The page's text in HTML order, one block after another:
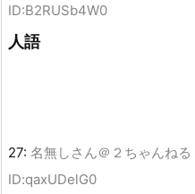
ID:B2RUSb4W0
人語
27: 名無しさん＠２ちゃんねる
ID:qaxUDelG0